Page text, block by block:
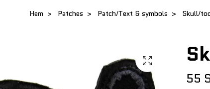
Hem Patches Patch/Text & symbols Skull/
55